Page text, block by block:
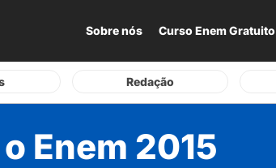
Sobre nós Curso Enem Gratuito
Redação
Enem 2015